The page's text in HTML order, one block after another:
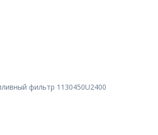
фильтр 1130450U2400